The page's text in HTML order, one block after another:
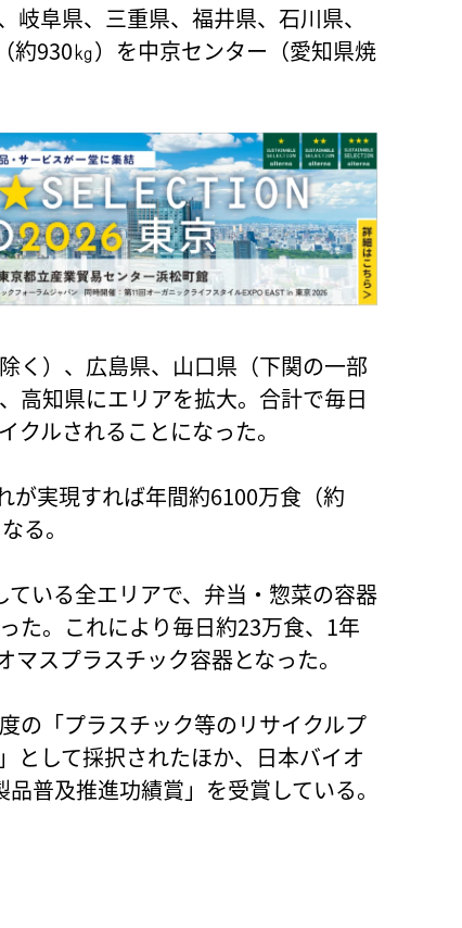
阜県、三重県、福井県、石川県、
約930㎏）を中京センター（愛知県焼
く）、広島県、山口県（下関の一部
高知県にエリアを拡大。合計で毎日
ルされることになった。
が実現すれば年間約6100万食（約
る。
いる全エリアで、弁当・惣菜の容器
た。これにより毎日約23万食、1年
スプラスチック容器となった。
の「プラスチック等のリサイクルプ
として採択されたほか、日本バイオ
普及推進功績賞」を受賞している。